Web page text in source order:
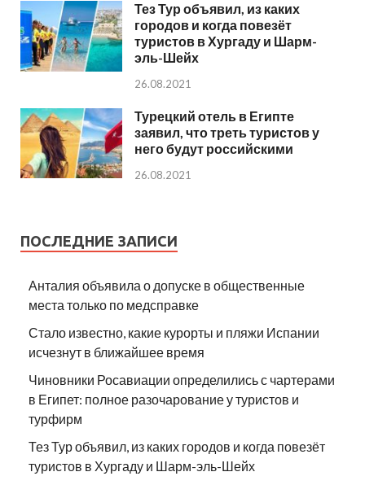
Тез Тур объявил, из каких
городов и когда повезёт
туристов в Хургаду и Шарм-
эль-Шейх
26.08.2021
Турецкий отель в Египте
заявил, что треть туристов у
него будут российскими
26.08.2021
ПОСЛЕДНИЕ ЗАПИСИ
Анталия объявила о допуске в общественные
места только по медсправке
Стало известно, какие курорты и пляжи Испании
исчезнут в ближайшее время
Чиновники Росавиации определились с чартерами
в Египет: полное разочарование у туристов и
турфирм
Тез Тур объявил, из каких городов и когда повезёт
туристов в Хургаду и Шарм-эль-Шейх